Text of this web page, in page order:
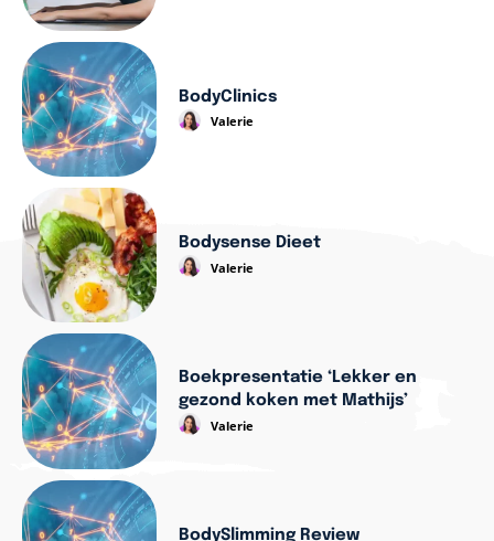
BodyClinics
Valerie
Bodysense Dieet
Valerie
Boekpresentatie ‘Lekker en
gezond koken met Mathijs’
Valerie
BodySlimming Review